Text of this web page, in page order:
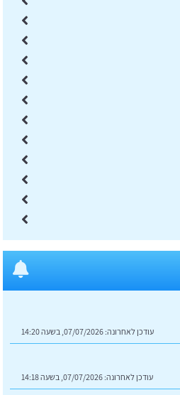
עודכן לאחרונה: 07/07/2026, בשעה 14:20
עודכן לאחרונה: 07/07/2026, בשעה 14:18